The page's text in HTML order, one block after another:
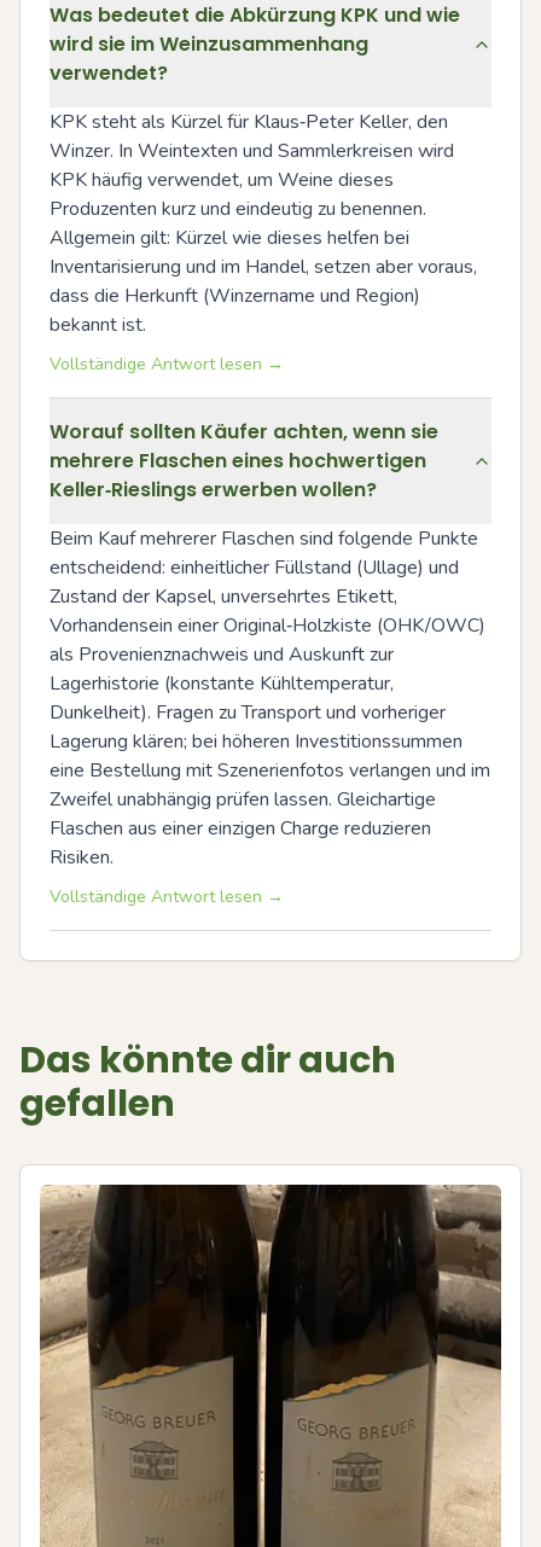
Was bedeutet die Abkürzung KPK und wie
wird sie im Weinzusammenhang
verwendet?
KPK steht als Kürzel für Klaus‑Peter Keller, den
Winzer. In Weintexten und Sammlerkreisen wird
KPK häufig verwendet, um Weine dieses
Produzenten kurz und eindeutig zu benennen.
Allgemein gilt: Kürzel wie dieses helfen bei
Inventarisierung und im Handel, setzen aber voraus,
dass die Herkunft (Winzername und Region)
bekannt ist.
Vollständige Antwort lesen →
Worauf sollten Käufer achten, wenn sie
mehrere Flaschen eines hochwertigen
Keller‑Rieslings erwerben wollen?
Beim Kauf mehrerer Flaschen sind folgende Punkte
entscheidend: einheitlicher Füllstand (Ullage) und
Zustand der Kapsel, unversehrtes Etikett,
Vorhandensein einer Original‑Holzkiste (OHK/OWC)
als Provenienznachweis und Auskunft zur
Lagerhistorie (konstante Kühltemperatur,
Dunkelheit). Fragen zu Transport und vorheriger
Lagerung klären; bei höheren Investitionssummen
eine Bestellung mit Szenerienfotos verlangen und im
Zweifel unabhängig prüfen lassen. Gleichartige
Flaschen aus einer einzigen Charge reduzieren
Risiken.
Vollständige Antwort lesen →
Das könnte dir auch
gefallen